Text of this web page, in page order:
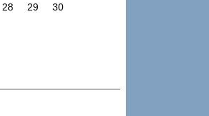
28 29
30